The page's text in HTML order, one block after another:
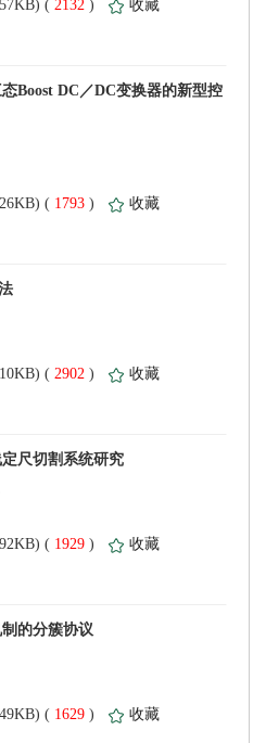
2132 )
1793 )
2902 )
1929 )
1629 )